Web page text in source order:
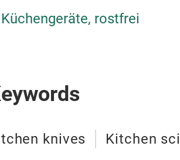
Küchengeräte, rostfrei
knives Kitchen